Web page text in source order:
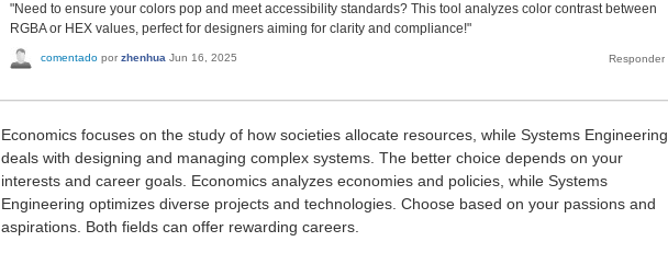
"Need to ensure your colors pop and meet accessibility standards? This tool analyzes color contrast between
RGBA or HEX values, perfect for designers aiming for clarity and compliance!"
comentado por zhenhua Jun 16, 2025
Economics focuses on the study of how societies allocate resources, while Systems Engineering
deals with designing and managing complex systems. The better choice depends on your
interests and career goals. Economics analyzes economies and policies, while Systems
Engineering optimizes diverse projects and technologies. Choose based on your passions and
aspirations. Both fields can offer rewarding careers.